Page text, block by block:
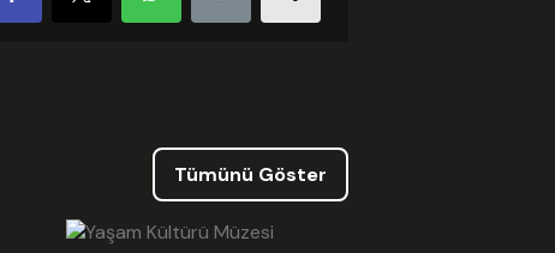
Tümünü Göster